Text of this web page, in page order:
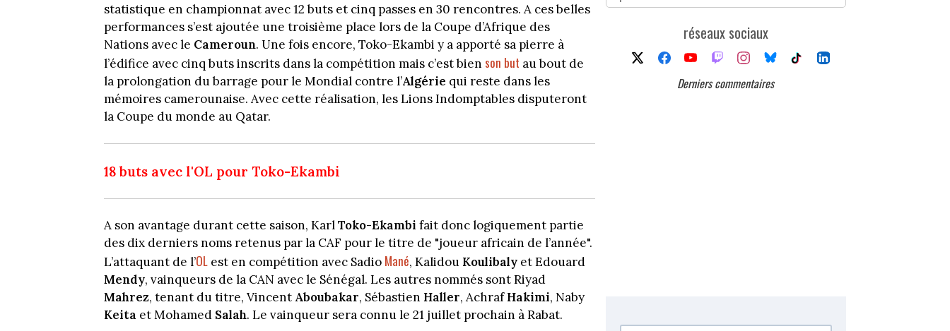
statistique en championnat avec 12 buts et cinq passes en 30 rencontres. A ces belles
performances s’est ajoutée une troisième place lors de la Coupe d’Afrique des
Nations avec le Cameroun. Une fois encore, Toko-Ekambi y a apporté sa pierre à
l’édifice avec cinq buts inscrits dans la compétition mais c’est bien son but au bout de
la prolongation du barrage pour le Mondial contre l’Algérie qui reste dans les
mémoires camerounaise. Avec cette réalisation, les Lions Indomptables disputeront
la Coupe du monde au Qatar.
18 buts avec l'OL pour Toko-Ekambi
A son avantage durant cette saison, KarlToko-Ekambi fait donc logiquement partie
des dix derniers noms retenus par la CAF pour le titre de "joueur africain de l’année".
L’attaquant de l’OL est en compétition avec Sadio Mané, Kalidou Koulibaly et Edouard
Mendy, vainqueurs de la CAN avec le Sénégal. Les autres nommés sont Riyad
Mahrez, tenant du titre, Vincent Aboubakar, Sébastien Haller, AchrafHakimi, Naby
Keita et Mohamed Salah. Le vainqueur sera connu le 21 juillet prochain à Rabat.
réseaux sociaux
Derniers commentaires